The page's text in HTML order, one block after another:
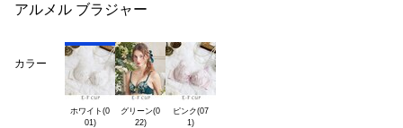
アルメル ブラジャー
カラー
ホワイト(0
01)
グリーン(0
22)
ピンク(07